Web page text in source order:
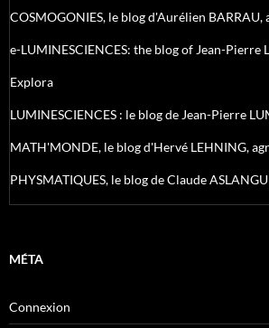
COSMOGONIES, le blog d'Aurélien BARRAU,
e-LUMINESCIENCES: the blog of Jean-Pierre
Explora
LUMINESCIENCES : le blog de Jean-Pierre
MATH'MONDE, le blog d'Hervé LEHNING,
PHYSMATIQUES, le blog de Claude
MÉTA
Connexion